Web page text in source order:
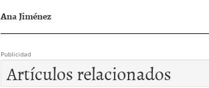
Ana Jiménez
Publicidad
Artículos relacionados